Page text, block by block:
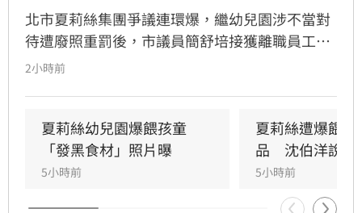
北市夏莉絲集團爭議連環爆，繼幼兒園涉不當對
待遭廢照重罰後，市議員簡舒培接獲離職員工爆
料，指控旗下托嬰中心提供幼童食用過期或腐爛
應指出，接獲通報後已立即派員前往現場稽查，
雖抵達時已過用餐時間未發現異狀，但強調過去
半年已執行四次稽查皆無異常。市府重申，未來
將持續維持無預警稽查機制，若發現食安違規將
2小時前
夏莉絲幼兒園爆餵孩童
「發黑食材」照片曝
5小時前
夏莉絲遭爆餵
品　沈伯洋說話
5小時前